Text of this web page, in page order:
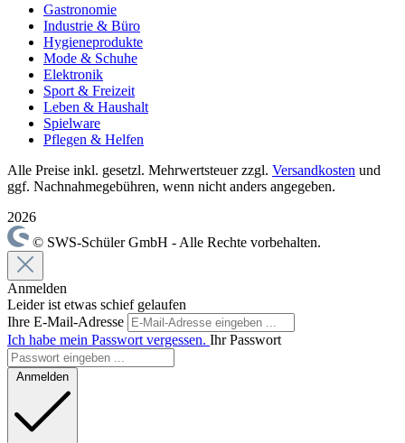
Gastronomie
Industrie & Büro
Hygieneprodukte
Mode & Schuhe
Elektronik
Sport & Freizeit
Leben & Haushalt
Spielware
Pflegen & Helfen
Alle Preise inkl. gesetzl. Mehrwertsteuer zzgl. Versandkosten und
ggf. Nachnahmegebühren, wenn nicht anders angegeben.
2026
© SWS-Schüler GmbH - Alle Rechte vorbehalten.
Anmelden
Leider ist etwas schief gelaufen
Ihre E-Mail-Adresse
Ich habe mein Passwort vergessen. Ihr Passwort
Anmelden